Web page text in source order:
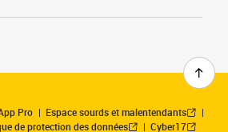
Pro
Espace sourds et malentendants
de protection des données Cyber17